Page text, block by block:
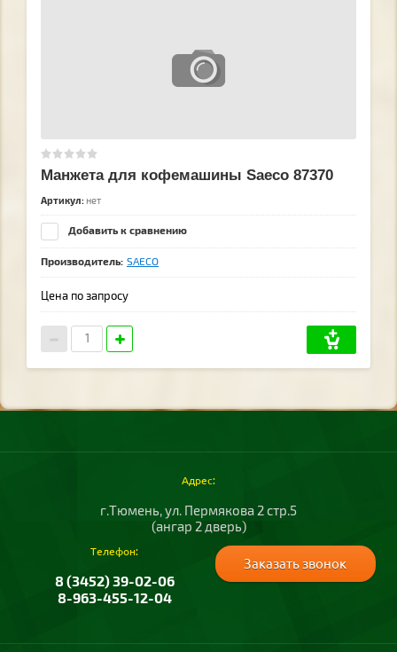
Манжета для кофемашины Saeco 87370
Артикул: нет
Добавить к сравнению
Производитель: SAECO
Цена по запросу
Адрес:
г.Тюмень, ул. Пермякова 2 стр.5
(ангар 2 дверь)
Телефон:
8 (3452) 39-02-06
8-963-455-12-04
Заказать звонок